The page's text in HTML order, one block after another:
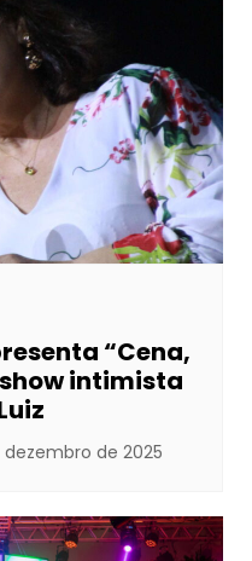
“Cena,
intimista
dezembro de 2025